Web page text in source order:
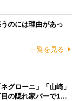
のには理由があっ
一覧を見る
グローニ」「山崎」
目の隠れ家バーで1…